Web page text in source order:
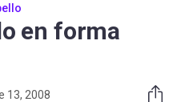
en forma
13, 2008